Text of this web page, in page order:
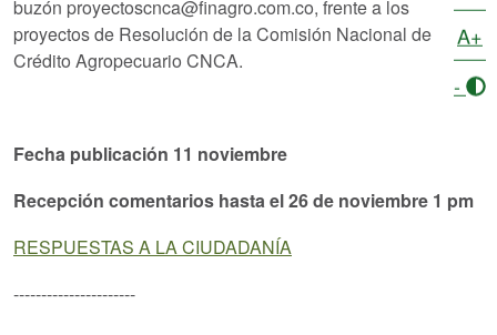
buzón proyectoscnca@finagro.com.co, frente a los
proyectos de Resolución de la Comisión Nacional de
Crédito Agropecuario CNCA.
Fecha publicación 11 noviembre
Recepción comentarios hasta el 26 de noviembre 1 pm
RESPUESTAS A LA CIUDADANÍA
----------------------
A+
-